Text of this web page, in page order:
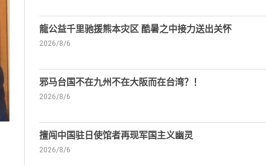
龍公益千里驰援熊本灾区 酷暑之中接力送出关怀
2026/8/6
邪马台国不在九州不在大阪而在台湾？！
2026/8/6
擅闯中国驻日使馆者再现军国主义幽灵
2026/8/6